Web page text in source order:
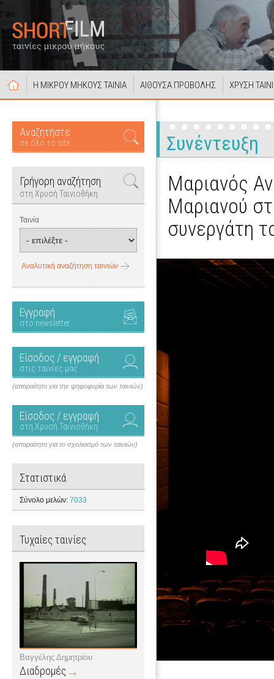
Η ΜΙΚΡΟΥ ΜΗΚΟΥΣ ΤΑΙΝΙΑ ΑΙΘΟΥΣΑ ΠΡΟΒΟΛΗΣ ΧΡΥΣΗ
Αναζητήστε
σε όλο το site
Γρήγορη αναζήτηση
στη Χρυσή Ταινιοθήκη
Ταινία
Αναλυτική αναζήτηση ταινιών
Εγγραφή
στο newsletter
Είσοδος / εγγραφή
στις ταινίες μας
(απαραίτητο για την ψηφοφορία των ταινιών)
Είσοδος / εγγραφή
στη Χρυσή Ταινιοθήκη
(απαραίτητο για το σχολιασμό των ταινιών)
Στατιστικά
Σύνολο μελών: 7033
Τυχαίες ταινίες
Βαγγέλης Δημητρίου
Διαδρομές
Συνέντευξη
Μαριανός
Μαριανού
συνεργάτη